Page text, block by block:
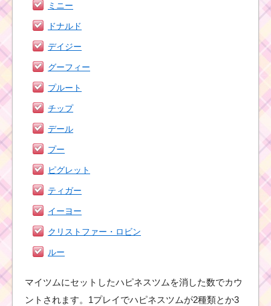
ミニー
ドナルド
デイジー
グーフィー
プルート
チップ
デール
プー
ピグレット
ティガー
イーヨー
クリストファー・ロビン
ルー
マイツムにセットしたハピネスツムを消した数でカウ
ントされます。1プレイでハピネスツムが2種類とか3